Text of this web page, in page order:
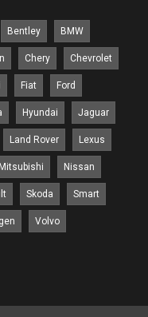
Bentley BMW
Chery Chevrolet
Fiat Ford
Hyundai Jaguar
Land Rover Lexus
Mitsubishi Nissan
Skoda Smart
Volvo